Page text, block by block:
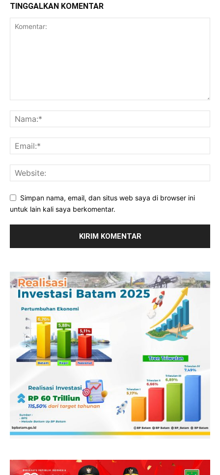
TINGGALKAN KOMENTAR
Simpan nama, email, dan situs web saya di browser ini
untuk lain kali saya berkomentar.